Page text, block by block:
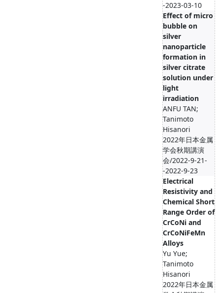
-2023-03-10
Effect of micro
bubble on
silver
nanoparticle
formation in
silver citrate
solution under
light
irradiation
ANFU TAN;
Tanimoto
Hisanori
2022年日本金属
学会秋期講演
会/2022-9-21-
-2022-9-23
Electrical
Resistivity and
Chemical Short
Range Order of
CrCoNi and
CrCoNiFeMn
Alloys
Yu Yue;
Tanimoto
Hisanori
2022年日本金属